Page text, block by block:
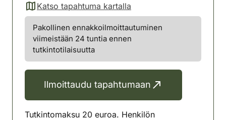
Katso tapahtuma kartalla
(avautuu uuteen välilehteen)
Pakollinen ennakkoilmoittautuminen
viimeistään 24 tuntia ennen
tutkintotilaisuutta
Ilmoittaudu tapahtumaan
Tutkintomaksu 20 euroa. Henkilön